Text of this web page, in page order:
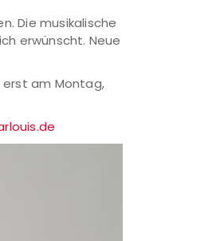
Die musikalische
erwünscht. Neue
erst am Montag,